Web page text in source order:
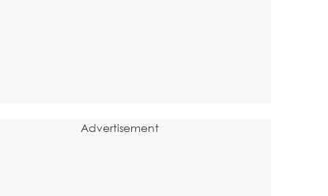
Advertisement